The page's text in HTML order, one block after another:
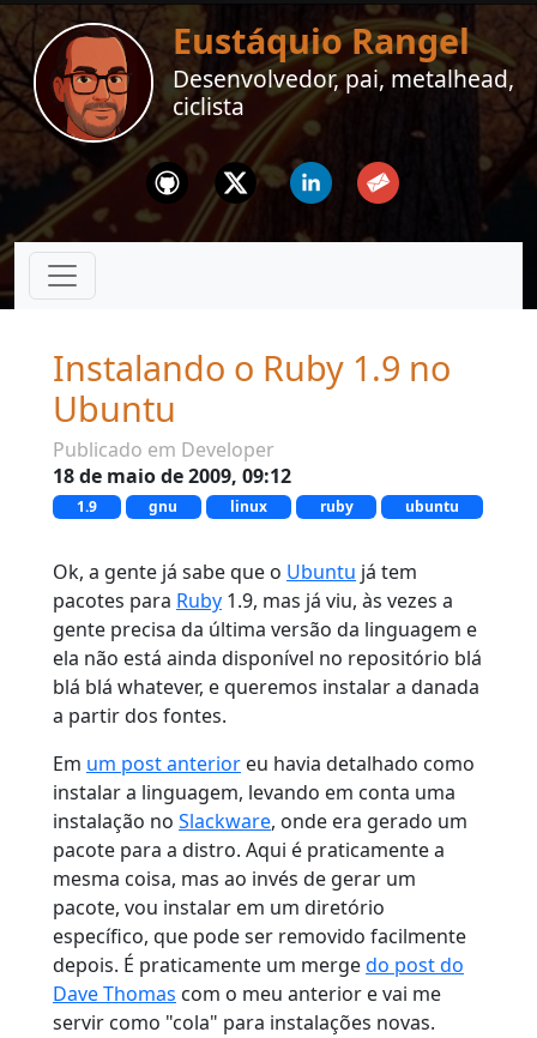
Eustáquio Rangel
Desenvolvedor, pai, metalhead,
ciclista
Github Twitter Linkedin Email
Instalando o Ruby 1.9 no
Ubuntu
Publicado em Developer
18 de maio de 2009, 09:12
1.9 gnu linux ruby ubuntu
Ok, a gente já sabe que o Ubuntu já tem
pacotes para Ruby 1.9, mas já viu, às vezes a
gente precisa da última versão da linguagem e
ela não está ainda disponível no repositório blá
blá blá whatever, e queremos instalar a danada
a partir dos fontes.
Em um post anterior eu havia detalhado como
instalar a linguagem, levando em conta uma
instalação no Slackware, onde era gerado um
pacote para a distro. Aqui é praticamente a
mesma coisa, mas ao invés de gerar um
pacote, vou instalar em um diretório
específico, que pode ser removido facilmente
depois. É praticamente um mergedo post do
Dave Thomas com o meu anterior e vai me
servir como "cola" para instalações novas.